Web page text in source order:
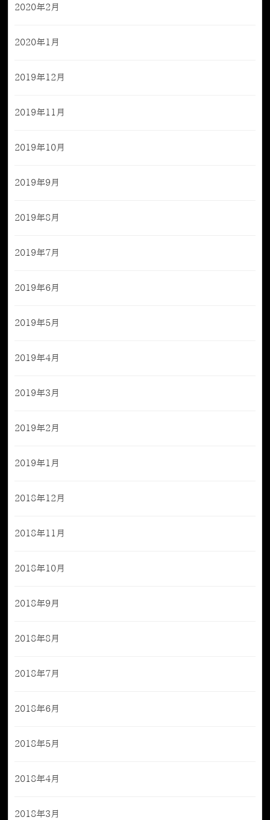
2020年2月
2020年1月
2019年12月
2019年11月
2019年10月
2019年9月
2019年8月
2019年7月
2019年6月
2019年5月
2019年4月
2019年3月
2019年2月
2019年1月
2018年12月
2018年11月
2018年10月
2018年9月
2018年8月
2018年7月
2018年6月
2018年5月
2018年4月
2018年3月